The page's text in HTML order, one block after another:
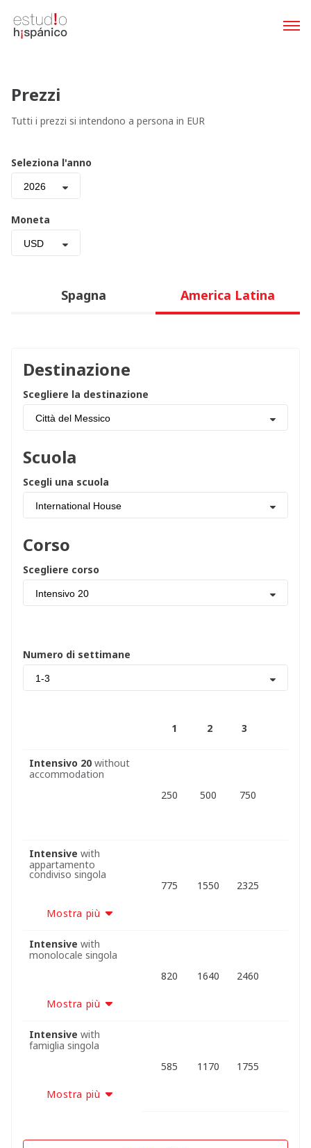
Prezzi
Tutti i prezzi si intendono a persona in EUR
Seleziona l'anno
2026
Moneta
USD
Spagna America Latina
Destinazione
Scegliere la destinazione
Città del Messico
Scuola
Scegli una scuola
International House
Corso
Scegliere corso
Intensivo 20
Numero di settimane
1-3
Intensivo 20without
accommodation
Intensive with
appartamento
condiviso singola
Mostra più
Intensive with
monolocale singola
Mostra più
Intensive with
famiglia singola
Mostra più
1 2 3
250 500 750
775 1550 2325
820 1640 2460
585 1170 1755